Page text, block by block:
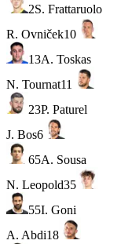
2S. Frattaruolo
R. Ovniček10
13A. Toskas
N. Tournat11
23P. Paturel
J. Bos6
65A. Sousa
N. Leopold35
55I. Goni
A. Abdi18